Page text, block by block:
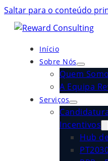
Saltar para o conteúdo
Início
Sobre Nós
Quem
A Equipa
Serviços
Incentivos
Hub